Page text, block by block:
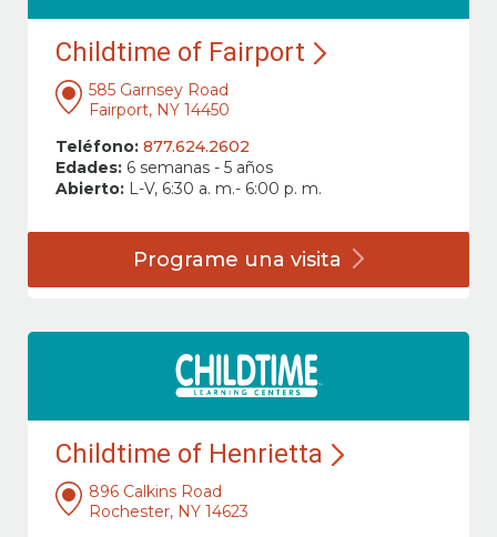
Childtime of Fairport
585 Garnsey Road
Fairport, NY 14450
Teléfono: 877.624.2602
Edades: 6 semanas - 5 años
Abierto: L-V, 6:30 a. m.- 6:00 p. m.
Programe una visita
Childtime of Henrietta
896 Calkins Road
Rochester, NY 14623